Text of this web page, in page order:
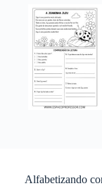
Alfabetizando